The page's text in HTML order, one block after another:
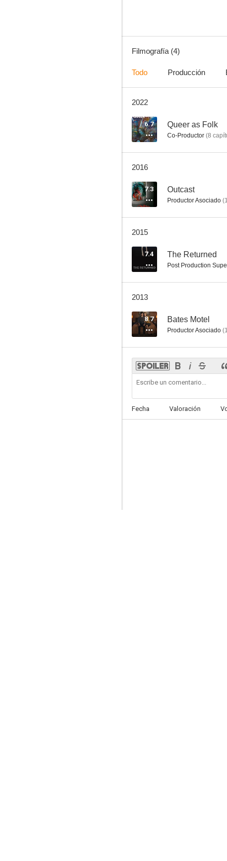
Filmografía (4)
Todo Producción
2022
6.7 Queer as Folk
Co-Productor (8
2016
7.3 Outcast
Productor Asociado (
2015
7.4 The Returned
Post Production
2013
8.7 Bates Motel
Productor Asociado (
Fecha Valoración